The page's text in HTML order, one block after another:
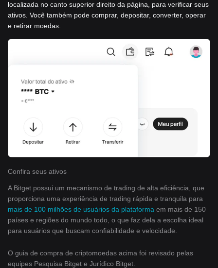
localizada no canto superior direito da página, para verificar seus
ativos. Você também pode comprar, depositar, converter, operar
e retirar moedas.
Confira seus ativos
A Bitget possui um mecanismo de trading de alta eficiência, que
proporciona uma experiência de trading rápida e tranquila para
mais de 100 milhões de usuários da plataforma em mais de 150
países e regiões do mundo todo, o que faz dela a escolha ideal
para usuários que buscam confiabilidade e velocidade.
O guia de compra de criptomoedas acima foi revisado pelas
equipes Pesquisa Bitget e Jurídico Bitget.